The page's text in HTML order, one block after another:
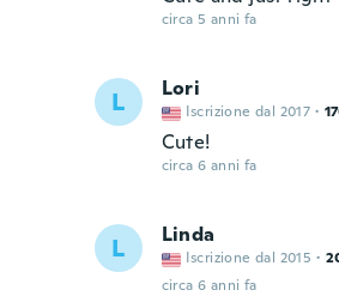
circa 5 anni fa
L Lori
Iscrizione dal 2017 ·
Cute!
circa 6 anni fa
L Linda
Iscrizione dal 2015 ·
circa 6 anni fa